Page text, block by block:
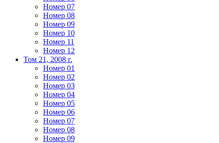
Номер 07
Номер 08
Номер 09
Номер 10
Номер 11
Номер 12
Том 21, 2008 г.
Номер 01
Номер 02
Номер 03
Номер 04
Номер 05
Номер 06
Номер 07
Номер 08
Номер 09